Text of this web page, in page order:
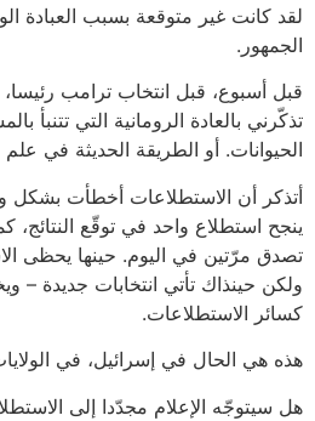
لقد كانت غير متوقعة بسبب العبادة
الجمهور.
قبل أسبوع، قبل انتخاب ترامب
تذكّرني بالعادة الرومانية التي تتنبأ
الحيوانات. أو الطريقة الحديثة في علم
أتذكر أن الاستطلاعات أخطأت بشكل
ينجح استطلاع واحد في توقّع النتائج،
تصدق مرّتين في اليوم. حينها يحظى
ولكن حينذاك تأتي انتخابات جديدة –
كسائر الاستطلاعات.
هذه هي الحال في إسرائيل، في
هل سيتوجّه الإعلام مجدّدا إلى